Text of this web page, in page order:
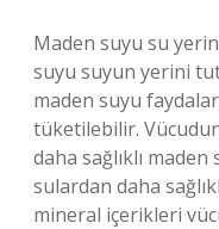
Maden suyu su
suyu suyun yerini
maden suyu
tüketilebilir. Vücudun
daha sağlıklı
sulardan daha
mineral içerikleri